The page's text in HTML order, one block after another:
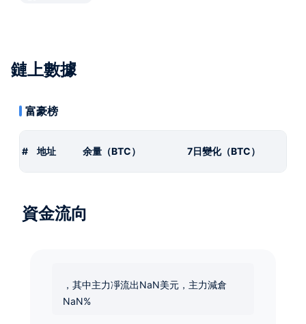
鏈上數據
富豪榜
# 地址 余量（BTC） 7日變化（BTC）
資金流向
，其中主力凈流出NaN美元，主力減倉
NaN%